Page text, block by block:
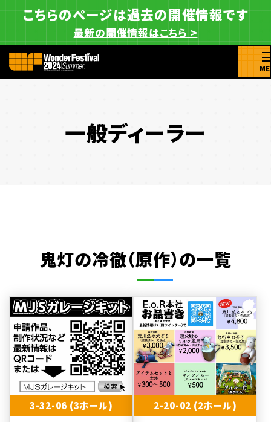
こちらのページは過去の開催情報です
最新の開催情報はこちら >
一般ディーラー
鬼灯の冷徹（原作）の一覧
3-32-06 (3ホール) 2-20-02 (2ホール)